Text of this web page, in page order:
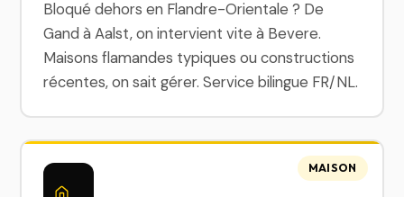
Bloqué dehors en Flandre-Orientale ? De
Gand à Aalst, on intervient vite à Bevere.
Maisons flamandes typiques ou constructions
récentes, on sait gérer. Service bilingue FR/NL.
MAISON